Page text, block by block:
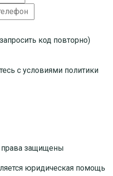
запросить код повторно)
с условиями политики
защищены
юридическая помощь